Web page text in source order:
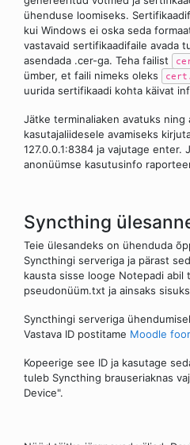
ühenduse loomiseks.
kui Windows ei oska seda
vastavaid sertifikaadifaile avada
asendada .cer-ga. Teha failist
ümber, et faili nimeks oleks
uurida sertifikaadi kohta käivat
Jätke terminaliaken avatuks ning
kasutajaliidesele avamiseks
127.0.0.1:8384 ja vajutage enter.
anonüümse kasutusinfo
Syncthing
Teie ülesandeks on ühenduda
Syncthingi serveriga ja pärast
kausta sisse looge Notepadi
pseudonüüm.txt ja ainsaks
Syncthingi serveriga
Vastava ID postitame Moodle
Kopeerige see ID ja kasutage
tuleb Syncthing brauseriaknas
Device".